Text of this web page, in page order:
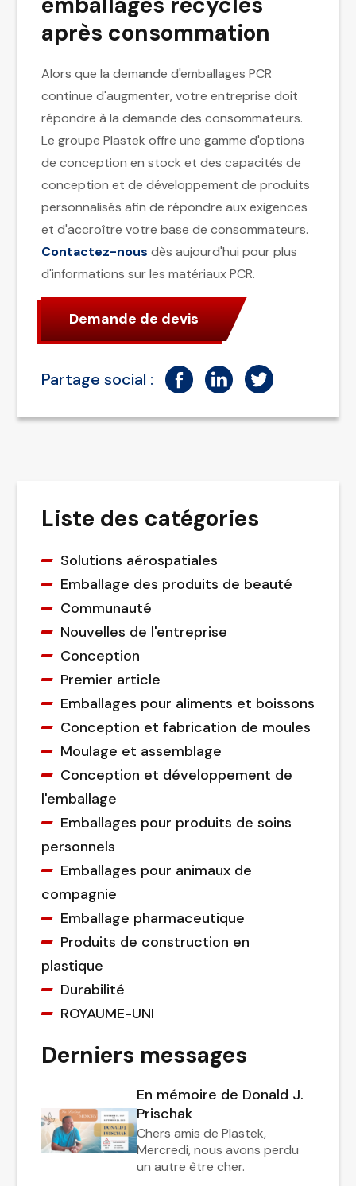
après consommation
Alors que la demande d'emballages PCR
continue d'augmenter, votre entreprise doit
répondre à la demande des consommateurs.
Le groupe Plastek offre une gamme d'options
de conception en stock et des capacités de
conception et de développement de produits
personnalisés afin de répondre aux exigences
et d'accroître votre base de consommateurs.
Contactez-nous dès aujourd'hui pour plus
d'informations sur les matériaux PCR.
Demande de devis
Partage social :
Liste des catégories
Solutions aérospatiales
Emballage des produits de beauté
Communauté
Nouvelles de l'entreprise
Conception
Premier article
Emballages pour aliments et boissons
Conception et fabrication de moules
Moulage et assemblage
Conception et développement de
l'emballage
Emballages pour produits de soins
personnels
Emballages pour animaux de
compagnie
Emballage pharmaceutique
Produits de construction en
plastique
Durabilité
ROYAUME-UNI
Derniers messages
En mémoire de Donald J.
Prischak
Chers amis de Plastek,
Mercredi, nous avons perdu
un autre être cher.